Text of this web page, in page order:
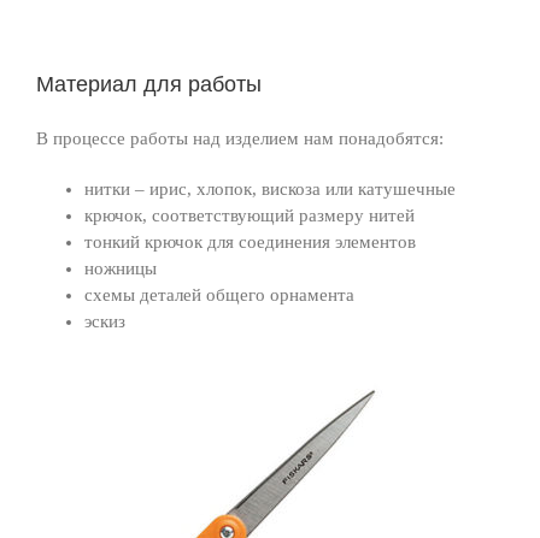
Материал для работы
В процессе работы над изделием нам понадобятся:
нитки – ирис, хлопок, вискоза или катушечные
крючок, соответствующий размеру нитей
тонкий крючок для соединения элементов
ножницы
схемы деталей общего орнамента
эскиз